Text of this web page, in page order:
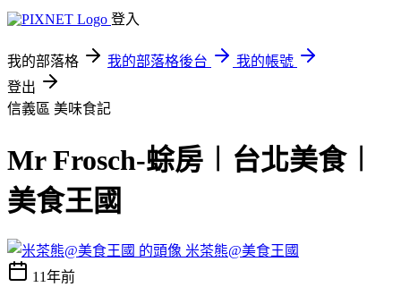
登入
我的部落格 我的部落格後台
我的帳號
登出
信義區 美味食記
Mr Frosch-蜍房︱台北美食︱
美食王國
米茶熊@美食王國
11年前